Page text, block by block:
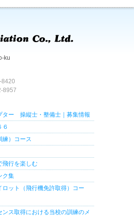
ku
8420
8957
ター 操縦士・整備士｜募集情報
練）コース
飛行を楽しむ
ク集
ロット（飛行機免許取得）コー
ンス取得における当校の訓練のメ